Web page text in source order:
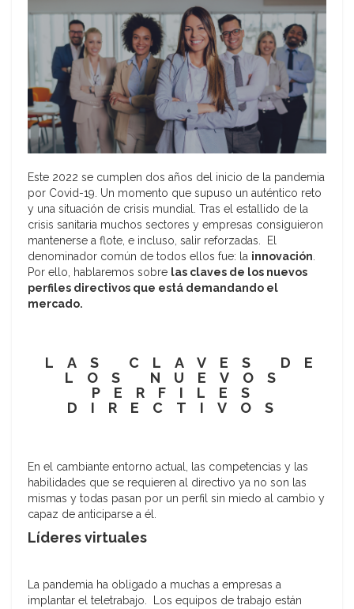
Este 2022 se cumplen dos años del inicio de la pandemia
por Covid-19. Un momento que supuso un auténtico reto
y una situación de crisis mundial. Tras el estallido de la
crisis sanitaria muchos sectores y empresas consiguieron
mantenerse a flote, e incluso, salir reforzadas. El
denominador común de todos ellos fue: la innovación.
Por ello, hablaremos sobre las claves de los nuevos
perfiles directivos que está demandando el
mercado.
LAS CLAVES DE
LOS NUEVOS
PERFILES
DIRECTIVOS
En el cambiante entorno actual, las competencias y las
habilidades que se requieren al directivo ya no son las
mismas y todas pasan por un perfil sin miedo al cambio y
capaz de anticiparse a él.
Líderes virtuales
La pandemia ha obligado a muchas a empresas a
implantar el teletrabajo. Los equipos de trabajo están